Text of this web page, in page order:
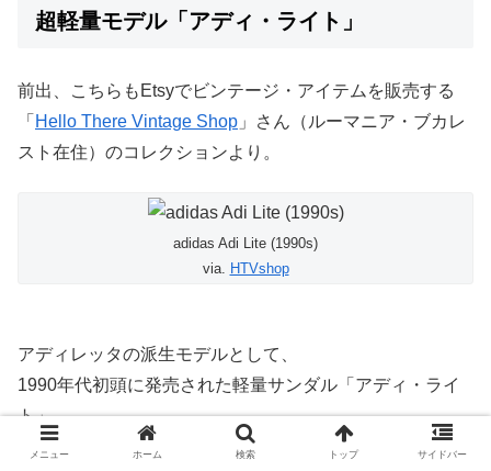
超軽量モデル「アディ・ライト」
前出、こちらもEtsyでビンテージ・アイテムを販売する
「 Hello There Vintage Shop 」さん（ルーマニア・ブカレ
スト在住）のコレクションより。
adidas Adi Lite (1990s)
via. HTVshop
アディレッタの派生モデルとして、
1990年代初頭に発売された軽量サンダル「アディ・ライ
ト」。
メニュー ホーム 検索 トップ サイドバー